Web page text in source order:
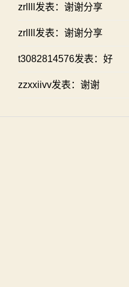
zrllll发表：谢谢分享
zrllll发表：谢谢分享
t3082814576发表：好
zzxxiivv发表：谢谢